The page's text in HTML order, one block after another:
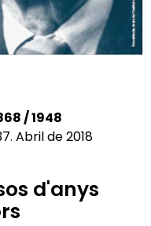
/ 1948
Abril de 2018
d'anys